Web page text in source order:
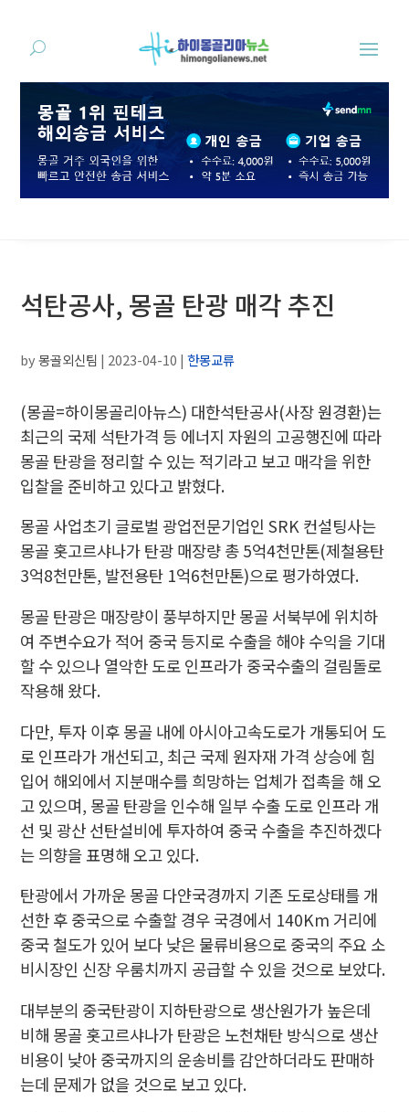
석탄공사, 몽골 탄광 매각 추진
by몽골외신팀 | 2023-04-10 |한몽교류
(몽골=하이몽골리아뉴스) 대한석탄공사(사장 원경환)는
최근의 국제 석탄가격 등 에너지 자원의 고공행진에 따라
몽골 탄광을 정리할 수 있는 적기라고 보고 매각을 위한
입찰을 준비하고 있다고 밝혔다.
몽골 사업초기 글로벌 광업전문기업인 SRK 컨설팅사는
몽골 홋고르샤나가 탄광 매장량 총 5억4천만톤(제철용탄
3억8천만톤, 발전용탄 1억6천만톤)으로 평가하였다.
몽골 탄광은 매장량이 풍부하지만 몽골 서북부에 위치하
여 주변수요가 적어 중국 등지로 수출을 해야 수익을 기대
할 수 있으나 열악한 도로 인프라가 중국수출의 걸림돌로
작용해 왔다.
다만, 투자 이후 몽골 내에 아시아고속도로가 개통되어 도
로 인프라가 개선되고, 최근 국제 원자재 가격 상승에 힘
입어 해외에서 지분매수를 희망하는 업체가 접촉을 해 오
고 있으며, 몽골 탄광을 인수해 일부 수출 도로 인프라 개
선 및 광산 선탄설비에 투자하여 중국 수출을 추진하겠다
는 의향을 표명해 오고 있다.
탄광에서 가까운 몽골 다얀국경까지 기존 도로상태를 개
선한 후 중국으로 수출할 경우 국경에서 140Km 거리에
중국 철도가 있어 보다 낮은 물류비용으로 중국의 주요 소
비시장인 신장 우룸치까지 공급할 수 있을 것으로 보았다.
대부분의 중국탄광이 지하탄광으로 생산원가가 높은데
비해 몽골 홋고르샤나가 탄광은 노천채탄 방식으로 생산
비용이 낮아 중국까지의 운송비를 감안하더라도 판매하
는데 문제가 없을 것으로 보고 있다.